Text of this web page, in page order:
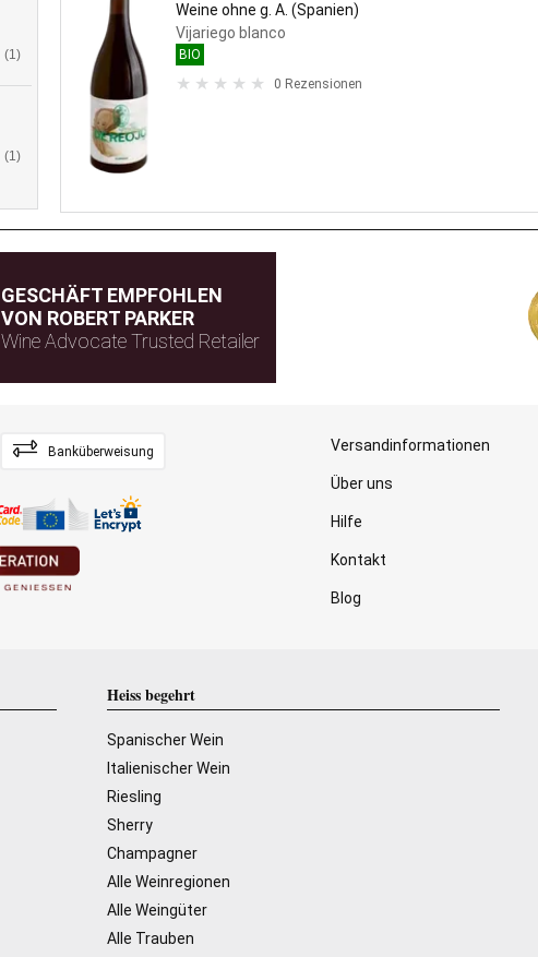
(1)
(1)
Weine ohne g. A. (Spanien)
Vijariego blanco
BIO
0 Rezensionen
GESCHÄFT EMPFOHLEN
VON ROBERT PARKER
Wine Advocate Trusted Retailer
Banküberweisung Versandinformationen
Über uns
Hilfe
Kontakt
Blog
Heiss begehrt
Spanischer Wein
Italienischer Wein
Riesling
Sherry
Champagner
Alle Weinregionen
Alle Weingüter
Alle Trauben